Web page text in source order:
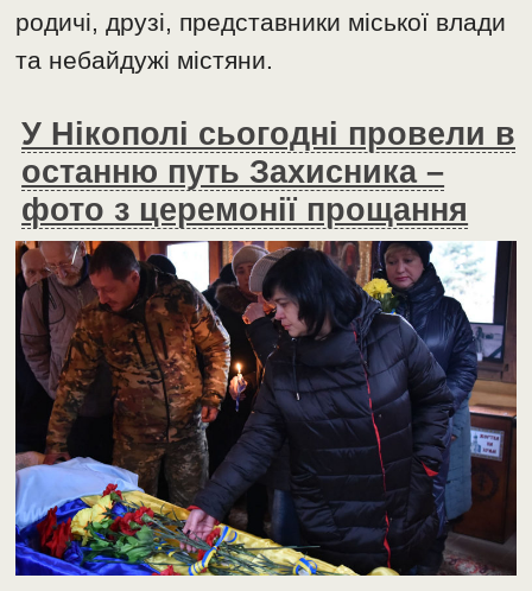
родичі, друзі, представники міської влади
та небайдужі містяни.
У Нікополі сьогодні провели в
останню путь Захисника –
фото з церемонії прощання